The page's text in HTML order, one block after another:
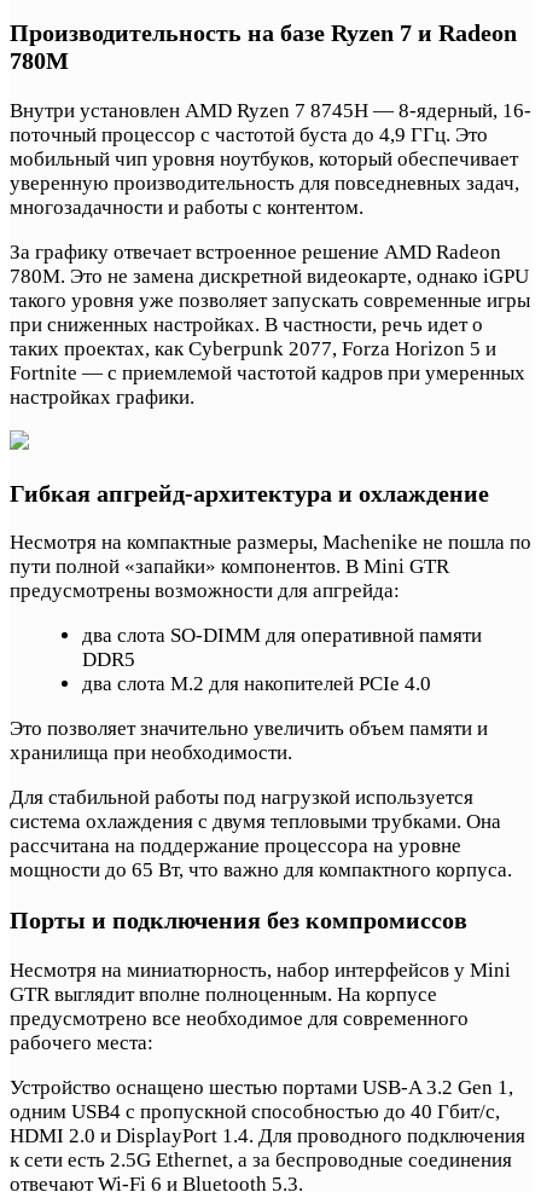
Производительность на базе Ryzen 7 и Radeon
780M
Внутри установлен AMD Ryzen 7 8745H — 8-ядерный, 16-
поточный процессор с частотой буста до 4,9 ГГц. Это
мобильный чип уровня ноутбуков, который обеспечивает
уверенную производительность для повседневных задач,
многозадачности и работы с контентом.
За графику отвечает встроенное решение AMD Radeon
780M. Это не замена дискретной видеокарте, однако iGPU
такого уровня уже позволяет запускать современные игры
при сниженных настройках. В частности, речь идет о
таких проектах, как Cyberpunk 2077, Forza Horizon 5 и
Fortnite — с приемлемой частотой кадров при умеренных
настройках графики.
Гибкая апгрейд-архитектура и охлаждение
Несмотря на компактные размеры, Machenike не пошла по
пути полной «запайки» компонентов. В Mini GTR
предусмотрены возможности для апгрейда:
два слота SO-DIMM для оперативной памяти
DDR5
два слота M.2 для накопителей PCIe 4.0
Это позволяет значительно увеличить объем памяти и
хранилища при необходимости.
Для стабильной работы под нагрузкой используется
система охлаждения с двумя тепловыми трубками. Она
рассчитана на поддержание процессора на уровне
мощности до 65 Вт, что важно для компактного корпуса.
Порты и подключения без компромиссов
Несмотря на миниатюрность, набор интерфейсов у Mini
GTR выглядит вполне полноценным. На корпусе
предусмотрено все необходимое для современного
рабочего места:
Устройство оснащено шестью портами USB-A 3.2 Gen 1,
одним USB4 с пропускной способностью до 40 Гбит/с,
HDMI 2.0 и DisplayPort 1.4. Для проводного подключения
к сети есть 2.5G Ethernet, а за беспроводные соединения
отвечают Wi-Fi 6 и Bluetooth 5.3.